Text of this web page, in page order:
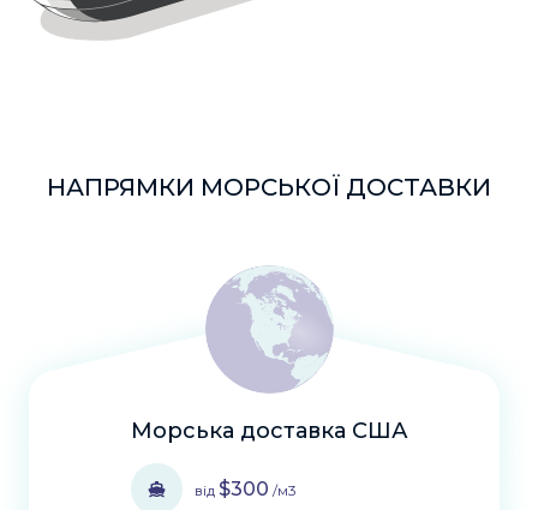
НАПРЯМКИ МОРСЬКОЇ ДОСТАВКИ
Морська доставка США
від $300 /м3